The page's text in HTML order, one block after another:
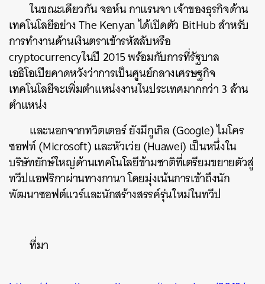
ในขณะเดียวกัน จอห์น กาแรนจา เจ้าของธุรกิจด้าน
เทคโนโลยีอย่าง The Kenyan ได้เปิดตัว BitHub สำหรับ
การทำงานด้านเงินตราเข้ารหัสลับหรือ
cryptocurrencyในปี 2015 พร้อมกับการที่รัฐบาล
เอธิโอเปียคาดหวังว่าการเป็นศูนย์กลางเศรษฐกิจ
เทคโนโลยีจะเพิ่มตำแหน่งงานในประเทศมากกว่า 3 ล้าน
ตำแหน่ง
และนอกจากทวิตเตอร์ ยังมีกูเกิล (Google) ไมโคร
ซอฟท์ (Microsoft) และหัวเว่ย (Huawei) เป็นหนึ่งใน
บริษัทยักษ์ใหญ่ด้านเทคโนโลยีข้ามชาติที่เตรียมขยายตัวสู่
ทวีปแอฟริกาผ่านทางกานา โดยมุ่งเน้นการเข้าถึงนัก
พัฒนาซอฟต์แวร์และนักสร้างสรรค์รุ่นใหม่ในทวีป
ที่มา
SHARE TWEET LINE EMAIL